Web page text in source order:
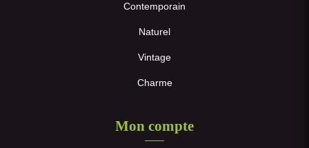
Contemporain
Naturel
Vintage
Charme
Mon compte